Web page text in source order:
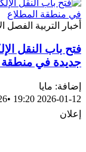
أخبار التربية الفصل
فتح باب النقل
جديدة في منطقة
إضافة: مايا
2026-01-12 19:20
•
إعلان